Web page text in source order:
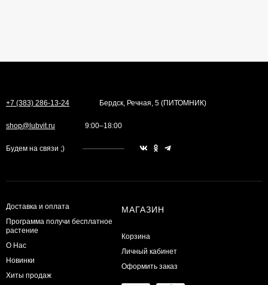
+7 (383) 286-13-24 Бердск, Речная, 5 (ПИТОМНИК)
shop@lubvit.ru 9:00–18:00
Будем на связи ;)
Доставка и оплата
Программа получи бесплатное
растение
О Нас
Новинки
Хиты продаж
МАГАЗИН
Корзина
Личный кабинет
Оформить заказ